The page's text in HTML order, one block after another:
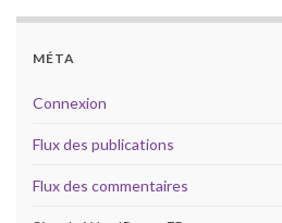
MÉTA
Connexion
Flux des publications
Flux des commentaires